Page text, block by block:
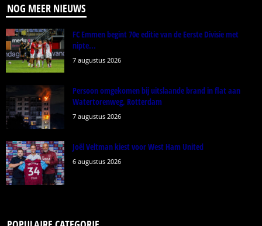
NOG MEER NIEUWS
FC Emmen begint 70e editie van de Eerste Divisie met
nipte...
7 augustus 2026
Persoon omgekomen bij uitslaande brand in flat aan
Watertorenweg, Rotterdam
7 augustus 2026
Joël Veltman kiest voor West Ham United
6 augustus 2026